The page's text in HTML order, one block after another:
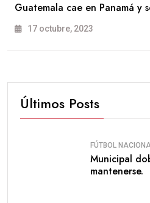
Guatemala cae en Panamá y
17 octubre, 2023
Últimos Posts
FÚTBOL
Municipal
mantenerse.